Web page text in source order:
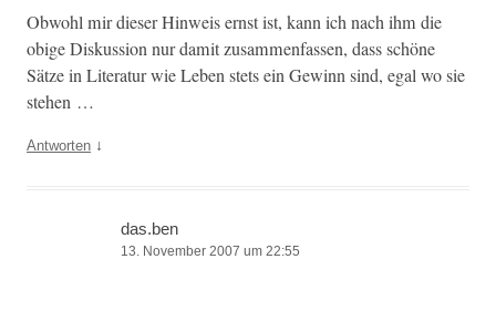
Obwohl mir dieser Hin­weis ernst ist, kann ich nach ihm die
obige Diskus­sion nur damit zusam­men­fassen, dass schöne
Sätze in Lit­er­atur wie Leben stets ein Gewinn sind, egal wo sie
stehen …
Antworten ↓
das.ben
13. November 2007 um 22:55